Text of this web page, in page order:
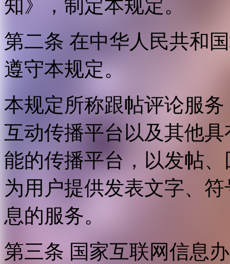
知》，制定本规定。
第二条 在中华人民共和
遵守本规定。
本规定所称跟帖评论服
互动传播平台以及其他
能的传播平台，以发帖
为用户提供发表文字、
息的服务。
第三条 国家互联网信息